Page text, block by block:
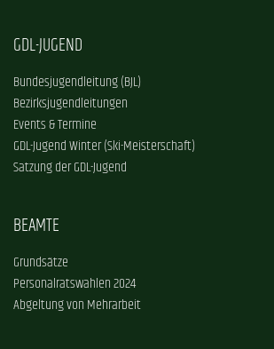
GDL-JUGEND
Bundesjugendleitung (BJL)
Bezirksjugendleitungen
Events & Termine
GDL-Jugend Winter (Ski-Meisterschaft)
Satzung der GDL-Jugend
BEAMTE
Grundsätze
Personalratswahlen 2024
Abgeltung von Mehrarbeit